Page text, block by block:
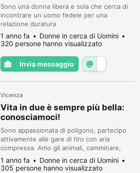
Sono una donna libera e sola che cerca di
incontrare un uomo fedele per una
relazione duratura
1 anno fa
Donne in cerca di Uomini
320 persone hanno visualizzato
Invia messaggio
Vicenza
Vita in due è sempre più bella:
conosciamoci!
Sono appassionata di poligono, partecipo
attivamente alle gare di tiro con aria
compressa. Amo gli animali, camminare,
trascorrere del tempo con gli amici.
1 anno fa
Donne in cerca di Uomini
305 persone hanno visualizzato